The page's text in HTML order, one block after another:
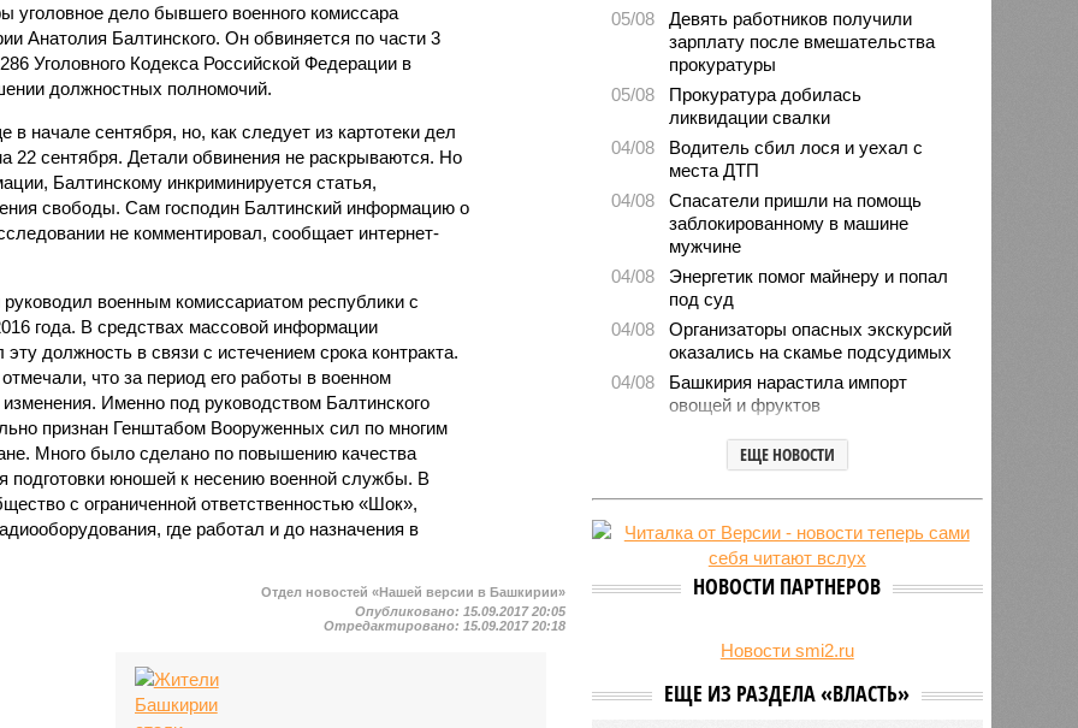
уголовное дело бывшего военного комиссара
Анатолия Балтинского. Он обвиняется по части 3
Уголовного Кодекса Российской Федерации в
должностных полномочий.
в начале сентября, но, как следует из картотеки дел
22 сентября. Детали обвинения не раскрываются. Но
Балтинскому инкриминируется статья,
свободы. Сам господин Балтинский информацию о
не комментировал, сообщает интернет-
военным комиссариатом республики с
года. В средствах массовой информации
должность в связи с истечением срока контракта.
что за период его работы в военном
Именно под руководством Балтинского
признан Генштабом Вооруженных сил по многим
Много было сделано по повышению качества
подготовки юношей к несению военной службы. В
с ограниченной ответственностью «Шок»,
где работал и до назначения в
Отдел новостей «Нашей версии в Башкирии»
Опубликовано: 15.09.2017 20:05
Отредактировано: 15.09.2017 20:18
05/08
Девять работников получили
зарплату после вмешательства
прокуратуры
05/08
Прокуратура добилась
ликвидации свалки
04/08
Водитель сбил лося и уехал с
места ДТП
04/08
Спасатели пришли на помощь
заблокированному в машине
мужчине
04/08
Энергетик помог майнеру и попал
под суд
04/08
Организаторы опасных экскурсий
оказались на скамье подсудимых
04/08
Башкирия нарастила импорт
овощей и фруктов
Мошенники попытались обмануть
директора магазина
ЕЩЕ НОВОСТИ
НОВОСТИ ПАРТНЕРОВ
Новости smi2.ru
ЕЩЕ ИЗ РАЗДЕЛА «ВЛАСТЬ»